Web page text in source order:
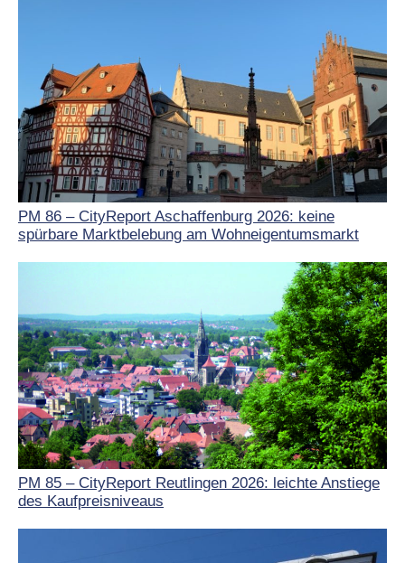
PM 86 – CityReport Aschaffenburg 2026: keine
spürbare Marktbelebung am Wohneigentumsmarkt
PM 85 – CityReport Reutlingen 2026: leichte Anstiege
des Kaufpreisniveaus